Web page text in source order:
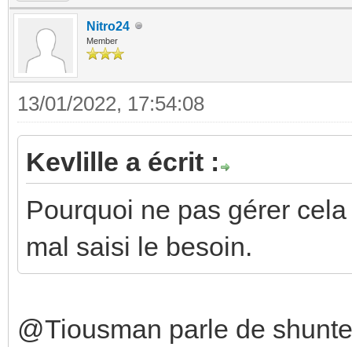
Nitro24
Member
13/01/2022, 17:54:08
Kevlille a écrit :
Pourquoi ne pas gérer
mal saisi le besoin.
@Tiousman parle de